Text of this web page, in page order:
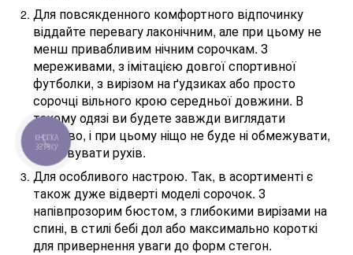
Для повсякденного комфортного відпочинку
віддайте перевагу лаконічним, але при цьому не
менш привабливим нічним сорочкам. З
мереживами, з імітацією довгої спортивної
футболки, з вирізом на ґудзиках або просто
сорочці вільного крою середньої довжини. В
такому одязі ви будете завжди виглядати
красиво, і при цьому ніщо не буде ні обмежувати,
ні сковувати рухів.
Для особливого настрою. Так, в асортименті є
також дуже відверті моделі сорочок. З
напівпрозорим бюстом, з глибокими вирізами на
спині, в стилі бебі дол або максимально короткі
для привернення уваги до форм стегон.